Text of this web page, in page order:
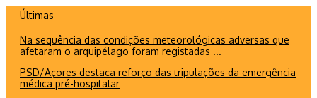
conteúdo
Últimas
Na sequência das condições meteorológicas adversas que
afetaram o arquipélago foram registadas ...
PSD/Açores destaca reforço das tripulações da emergência
médica pré-hospitalar